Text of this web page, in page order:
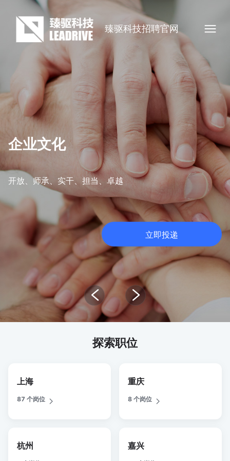
臻驱科技招聘官网
企业文化
开放、师承、实干、担当、卓越
立即投递
探索职位
上海
87 个岗位
重庆
8 个岗位
杭州 嘉兴